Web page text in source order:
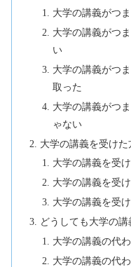
大学の講義がつ
大学の講義がつ
い
大学の講義がつ
取った
大学の講義がつ
ゃない
大学の講義を受け
大学の講義を受
大学の講義を受
大学の講義を受
どうしても大学の
大学の講義の代
大学の講義の代